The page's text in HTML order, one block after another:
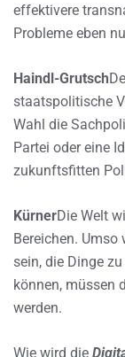
effektivere
Probleme eben
Haindl-Grutsch
staatspolitische
Wahl die
Partei oder eine
zukunftsfitten
KürnerDie Welt
Bereichen.
sein, die Dinge
können, müssen
werden.
Wie wird die